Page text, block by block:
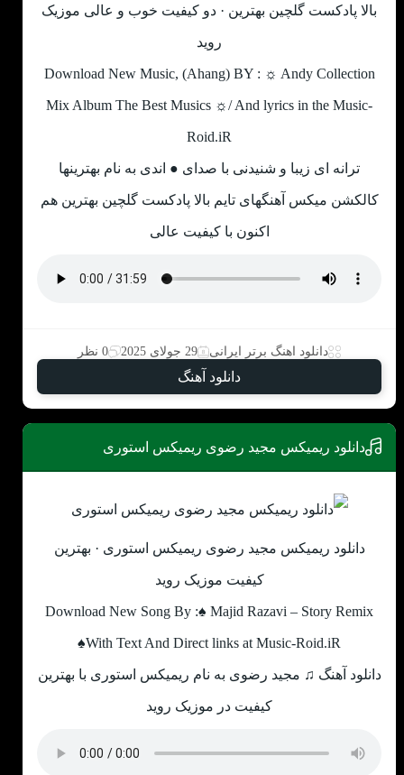
بالا پادکست گلچین بهترین · دو کیفیت خوب و عالی موزیک
روید
Download New Music, (Ahang) BY : ☼ Andy Collection
Mix Album The Best Musics ☼/ And lyrics in the Music-
Roid.iR
ترانه ای زیبا و شنیدنی با صدای ● اندی به نام بهترینها
کالکشن میکس آهنگهای تایم بالا پادکست گلچین بهترین هم
اکنون با کیفیت عالی
دانلود اهنگ برتر ایرانی 29 جولای 2025 0 نظر
دانلود آهنگ
دانلود ریمیکس مجید رضوی ریمیکس استوری
دانلود ریمیکس مجید رضوی ریمیکس استوری · بهترین
کیفیت موزیک روید
Download New Song By :♠ Majid Razavi – Story Remix
♠With Text And Direct links at Music-Roid.iR
دانلود آهنگ ♫ مجید رضوی به نام ریمیکس استوری با بهترین
کیفیت در موزیک روید